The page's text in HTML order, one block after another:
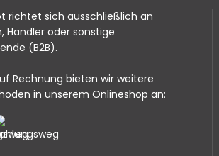
richtet sich ausschließlich an
Händler oder sonstige
(B2B).
Rechnung bieten wir weitere
in unserem Onlineshop an: